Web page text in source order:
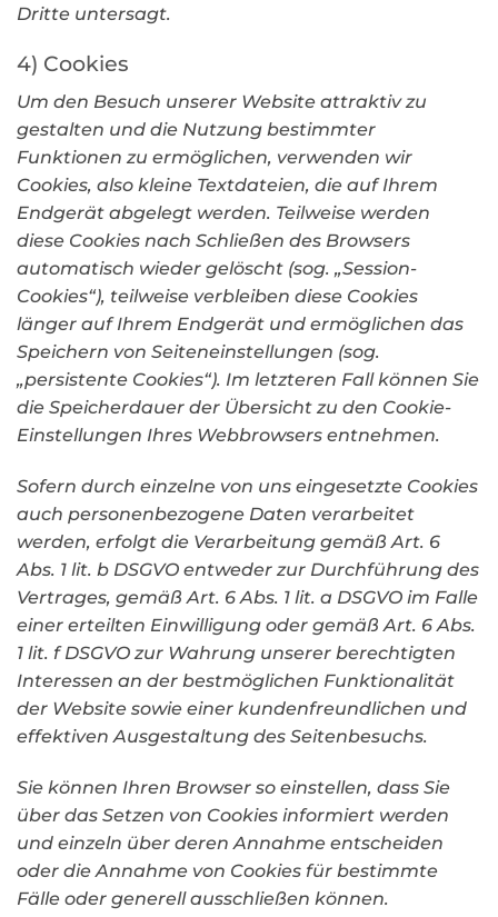
Dritte untersagt.
4) Cookies
Um den Besuch unserer Website attraktiv zu
gestalten und die Nutzung bestimmter
Funktionen zu ermöglichen, verwenden wir
Cookies, also kleine Textdateien, die auf Ihrem
Endgerät abgelegt werden. Teilweise werden
diese Cookies nach Schließen des Browsers
automatisch wieder gelöscht (sog. „Session-
Cookies“), teilweise verbleiben diese Cookies
länger auf Ihrem Endgerät und ermöglichen das
Speichern von Seiteneinstellungen (sog.
„persistente Cookies“). Im letzteren Fall können Sie
die Speicherdauer der Übersicht zu den Cookie-
Einstellungen Ihres Webbrowsers entnehmen.
Sofern durch einzelne von uns eingesetzte Cookies
auch personenbezogene Daten verarbeitet
werden, erfolgt die Verarbeitung gemäß Art. 6
Abs. 1 lit. b DSGVO entweder zur Durchführung des
Vertrages, gemäß Art. 6 Abs. 1 lit. a DSGVO im Falle
einer erteilten Einwilligung oder gemäß Art. 6 Abs.
1 lit. f DSGVO zur Wahrung unserer berechtigten
Interessen an der bestmöglichen Funktionalität
der Website sowie einer kundenfreundlichen und
effektiven Ausgestaltung des Seitenbesuchs.
Sie können Ihren Browser so einstellen, dass Sie
über das Setzen von Cookies informiert werden
und einzeln über deren Annahme entscheiden
oder die Annahme von Cookies für bestimmte
Fälle oder generell ausschließen können.